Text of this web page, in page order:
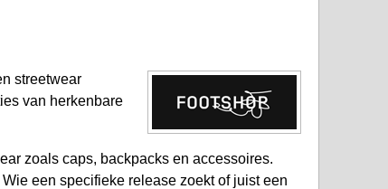
streetwear
van herkenbare
zoals caps, backpacks en accessoires.
een specifieke release zoekt of juist een